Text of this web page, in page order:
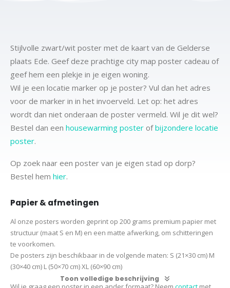
Stijlvolle zwart/wit poster met de kaart van de Gelderse
plaats Ede. Geef deze prachtige city map poster cadeau of
geef hem een plekje in je eigen woning.
Wil je een locatie marker op je poster? Vul dan het adres
voor de marker in in het invoerveld. Let op: het adres
wordt dan niet onderaan de poster vermeld. Wil je dit wel?
Bestel dan een housewarming poster ofbijzondere locatie
poster.
Op zoek naar een poster van je eigen stad op dorp?
Bestel hem hier.
Papier & afmetingen
Al onze posters worden geprint op 200 grams premium papier met
structuur (maat S en M) en een matte afwerking, om schitteringen
te voorkomen.
De posters zijn beschikbaar in de volgende maten: S (21×30 cm) M
(30×40 cm) L (50×70 cm) XL (60×90 cm)
Toon volledige beschrijving